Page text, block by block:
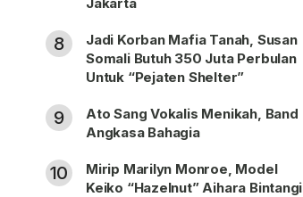
8
Jadi Korban Mafia Tanah, Susan
Somali Butuh 350 Juta Perbulan
Untuk “Pejaten Shelter”
9
Ato Sang Vokalis Menikah, Band
Angkasa Bahagia
10
Mirip Marilyn Monroe, Model
Keiko “Hazelnut” Aihara Bintangi